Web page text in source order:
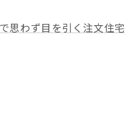
思わず目を引く注文住宅